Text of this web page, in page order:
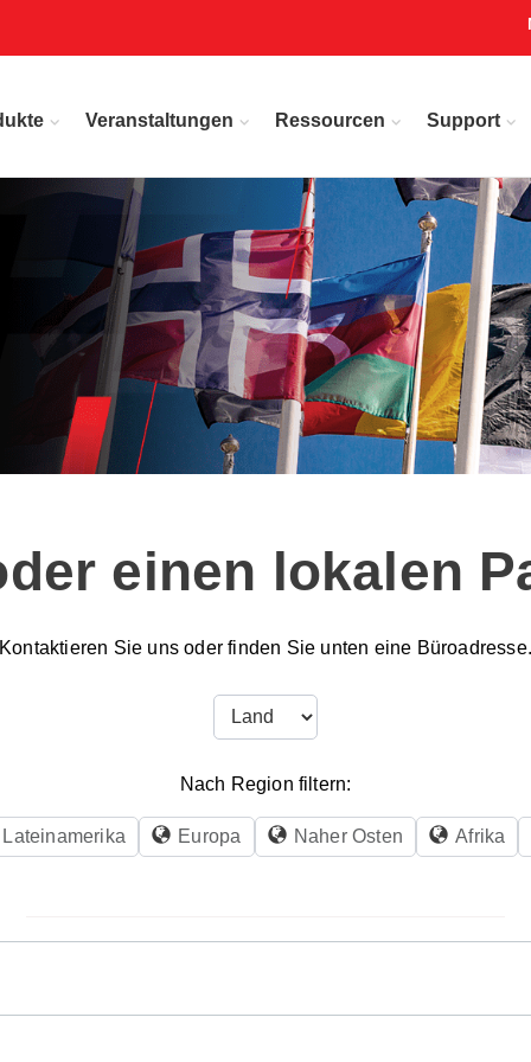
Veranstaltungen Ressourcen Support
einen lokalen
Kontaktieren Sie uns oder finden Sie unten eine Büroadresse.
Nach Region filtern:
Lateinamerika Europa Naher Osten Afrika